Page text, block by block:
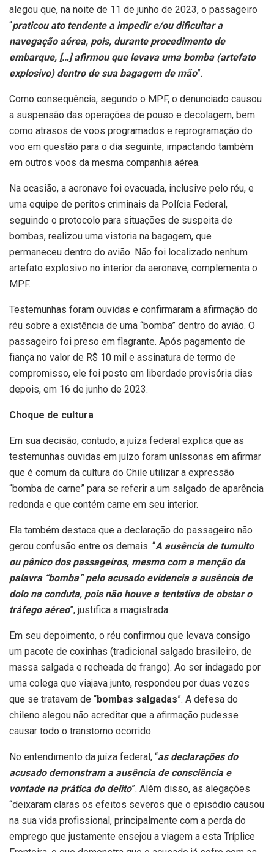
alegou que, na noite de 11 de junho de 2023, o passageiro
“praticou ato tendente a impedir e/ou dificultar a
navegação aérea, pois, durante procedimento de
embarque, […] afirmou que levava uma bomba (artefato
explosivo) dentro de sua bagagem de mão”.
Como consequência, segundo o MPF, o denunciado causou
a suspensão das operações de pouso e decolagem, bem
como atrasos de voos programados e reprogramação do
voo em questão para o dia seguinte, impactando também
em outros voos da mesma companhia aérea.
Na ocasião, a aeronave foi evacuada, inclusive pelo réu, e
uma equipe de peritos criminais da Polícia Federal,
seguindo o protocolo para situações de suspeita de
bombas, realizou uma vistoria na bagagem, que
permaneceu dentro do avião. Não foi localizado nenhum
artefato explosivo no interior da aeronave, complementa o
MPF.
Testemunhas foram ouvidas e confirmaram a afirmação do
réu sobre a existência de uma “bomba” dentro do avião. O
passageiro foi preso em flagrante. Após pagamento de
fiança no valor de R$ 10 mil e assinatura de termo de
compromisso, ele foi posto em liberdade provisória dias
depois, em 16 de junho de 2023.
Choque de cultura
Em sua decisão, contudo, a juíza federal explica que as
testemunhas ouvidas em juízo foram uníssonas em afirmar
que é comum da cultura do Chile utilizar a expressão
“bomba de carne” para se referir a um salgado de aparência
redonda e que contém carne em seu interior.
Ela também destaca que a declaração do passageiro não
gerou confusão entre os demais. “A ausência de tumulto
ou pânico dos passageiros, mesmo com a menção da
palavra “bomba” pelo acusado evidencia a ausência de
dolo na conduta, pois não houve a tentativa de obstar o
tráfego aéreo”, justifica a magistrada.
Em seu depoimento, o réu confirmou que levava consigo
um pacote de coxinhas (tradicional salgado brasileiro, de
massa salgada e recheada de frango). Ao ser indagado por
uma colega que viajava junto, respondeu por duas vezes
que se tratavam de “bombas salgadas”. A defesa do
chileno alegou não acreditar que a afirmação pudesse
causar todo o transtorno ocorrido.
No entendimento da juíza federal, “as declarações do
acusado demonstram a ausência de consciência e
vontade na prática do delito”. Além disso, as alegações
“deixaram claras os efeitos severos que o episódio causou
na sua vida profissional, principalmente com a perda do
emprego que justamente ensejou a viagem a esta Tríplice